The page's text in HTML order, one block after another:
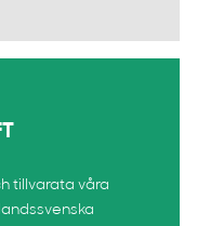
tillvarata våra